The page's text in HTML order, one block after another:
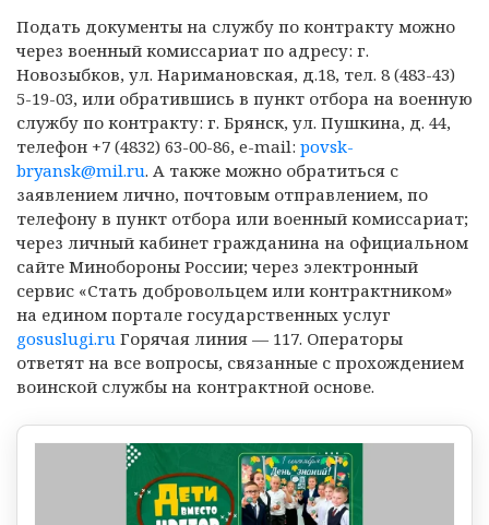
Подать документы на службу по контракту можно
через военный комиссариат по адресу: г.
Новозыбков, ул. Наримановская, д.18, тел. 8 (483-43)
5-19-03, или обратившись в пункт отбора на военную
службу по контракту: г. Брянск, ул. Пушкина, д. 44,
телефон +7 (4832) 63-00-86, e-mail: povsk-
bryansk@mil.ru. А также можно обратиться с
заявлением лично, почтовым отправлением, по
телефону в пункт отбора или военный комиссариат;
через личный кабинет гражданина на официальном
сайте Минобороны России; через электронный
сервис «Стать добровольцем или контрактником»
на едином портале государственных услуг
gosuslugi.ru Горячая линия — 117. Операторы
ответят на все вопросы, связанные с прохождением
воинской службы на контрактной основе.